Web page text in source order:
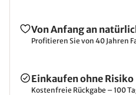
Von Anfang an
Profitieren Sie von 40 Jahren
Einkaufen ohne Risiko
Kostenfreie Rückgabe – 100